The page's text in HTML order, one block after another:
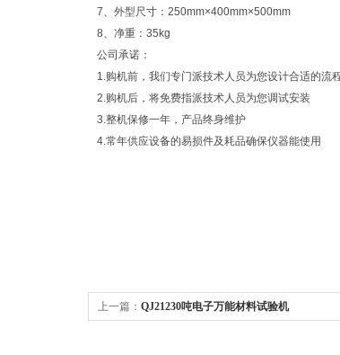
7、外型尺寸：250mm×400mm×500mm
8、净重：35kg
公司承诺：
1.购机前，我们专门派技术人员为您设计合适的流
2.购机后，将免费指派技术人员为您调试安装
3.整机保修一年，产品终身维护
4.常年供应设备的易损件及耗品确保仪器能使用
上一篇： QJ21230吨电子万能材料试验机